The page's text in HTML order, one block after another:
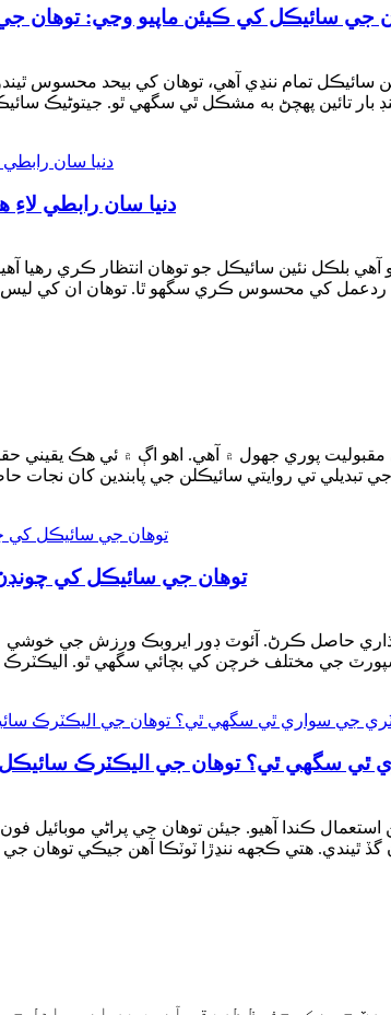
جي سائيڪل کي ڪيئن ماپيو وڃي: توهان جي
تمام ننڍي آهي، توهان کي بيحد محسوس
دنيا سان رابطي
بلڪل نئين سائيڪل جو توھان انتظار ڪري رھيا
پوري جھول ۾ آهي. اهو اڳ ۾ ئي هڪ يقيني
توهان جي سائيڪل کي
حاصل ڪرڻ. آئوٽ ڊور ايروبڪ ورزش جي خوشي
ڪندا آهيو. جيئن توهان جي پراڻي موبائيل